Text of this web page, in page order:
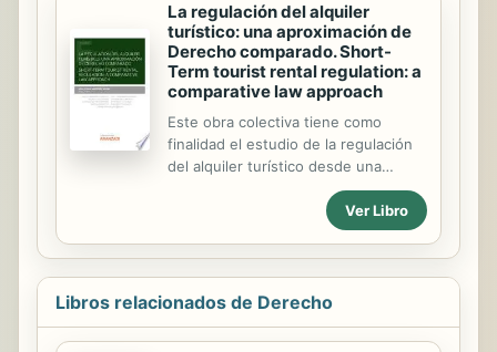
La regulación del alquiler
turístico: una aproximación de
Derecho comparado. Short-
Term tourist rental regulation: a
comparative law approach
Este obra colectiva tiene como
finalidad el estudio de la regulación
del alquiler turístico desde una
perspectiva de derecho comparado.
Bajo la dirección de la Prof. Apol·lònia
Martínez Nadal, participan autores
de Argentina, Chile, España, Grecia,
Italia, Polonia, Portugal y Rumanía En
los últimos tiempos los
viviendas para estancias breves han
Ver Libro
Libros relacionados de Derecho